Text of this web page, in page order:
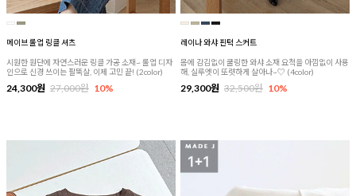
메이브 롤업 링클 셔츠
시원한 원단에 자연스러운 링클 가공 소재~ 롤업 디자
인으로 신경 쓰이는 팔뚝살, 이제 고민 끝! (2color)
24,300원 27,000원 10%
레이나 와샤 핀턱 스커트
몸에 감김없이 쿨링한 와샤 소재 요척을 아낌없이 사용
해, 실루엣이 또렷하게 살아나~♡ (4color)
29,300원 32,500원 10%